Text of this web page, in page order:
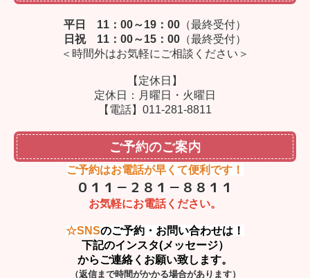
平日 11：00～19：00 （最終受付）
日祝 11：00～15：00 （最終受付）
＜時間外はお気軽にご相談ください＞
【定休日】
定休日：月曜日・火曜日
【電話】011-281-8811
ご予約のご案内
ご予約はお電話が早くて便利です！
０１１－２８１－８８１１
お気軽にお電話ください。
☆SNSのご予約・お問い合わせは！
下記のインスタ(メッセージ）
からご連絡くお願い致します。
（返信まで時間がかかる場合があります）